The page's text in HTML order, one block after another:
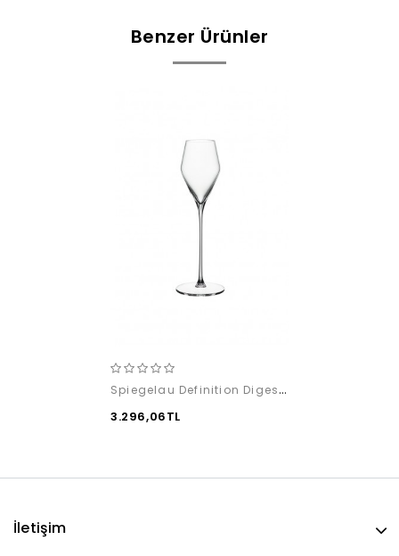
Benzer Ürünler
Spiegelau Definition Digestive (2 adet)
3.296,06TL
İletişim